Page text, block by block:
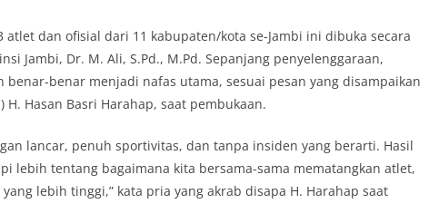
dan ofisial dari 11 kabupaten/kota se-Jambi ini dibuka secara
Jambi, Dr. M. Ali, S.Pd., M.Pd. Sepanjang penyelenggaraan,
benar menjadi nafas utama, sesuai pesan yang disampaikan
H. Hasan Basri Harahap, saat pembukaan.
lancar, penuh sportivitas, dan tanpa insiden yang berarti. Hasil
lebih tentang bagaimana kita bersama-sama mematangkan atlet,
lebih tinggi,” kata pria yang akrab disapa H. Harahap saat